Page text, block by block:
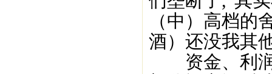
（中）高档的
酒）还没我其
资金、利润